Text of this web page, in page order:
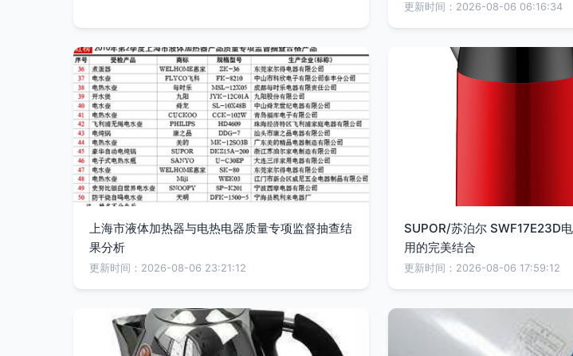
更新时间：2026-08-06 06:16:34
上海市液体加热器与电热电器质量专项监督抽查结
果分析
更新时间：2026-08-06 23:21:12
SUPOR/苏泊尔 SWF17E23D
用的完美结合
更新时间：2026-08-06 17:59:12